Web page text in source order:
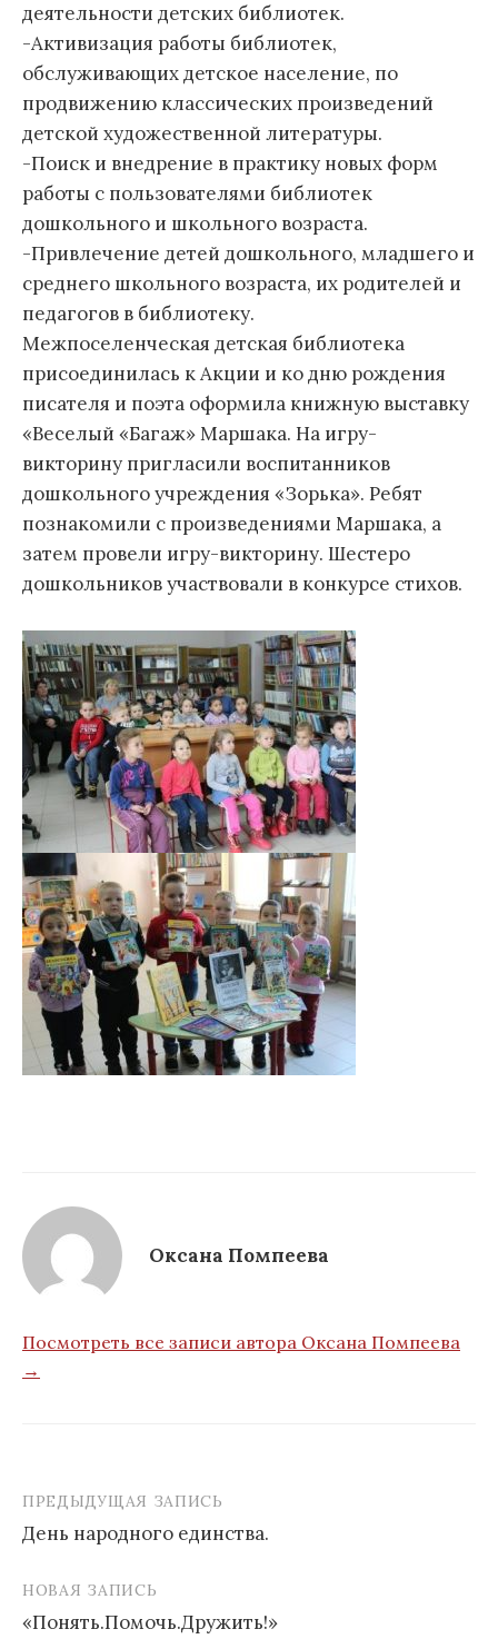
деятельности детских библиотек.
-Активизация работы библиотек,
обслуживающих детское население, по
продвижению классических произведений
детской художественной литературы.
-Поиск и внедрение в практику новых форм
работы с пользователями библиотек
дошкольного и школьного возраста.
-Привлечение детей дошкольного, младшего и
среднего школьного возраста, их родителей и
педагогов в библиотеку.
Межпоселенческая детская библиотека
присоединилась к Акции и ко дню рождения
писателя и поэта оформила книжную выставку
«Веселый «Багаж» Маршака. На игру-
викторину пригласили воспитанников
дошкольного учреждения «Зорька». Ребят
познакомили с произведениями Маршака, а
затем провели игру-викторину. Шестеро
дошкольников участвовали в конкурсе стихов.
Оксана Помпеева
Посмотреть все записи автора Оксана Помпеева
→
Навигация
по
записям
ПРЕДЫДУЩАЯ ЗАПИСЬ
День народного единства.
НОВАЯ ЗАПИСЬ
«Понять.Помочь.Дружить!»